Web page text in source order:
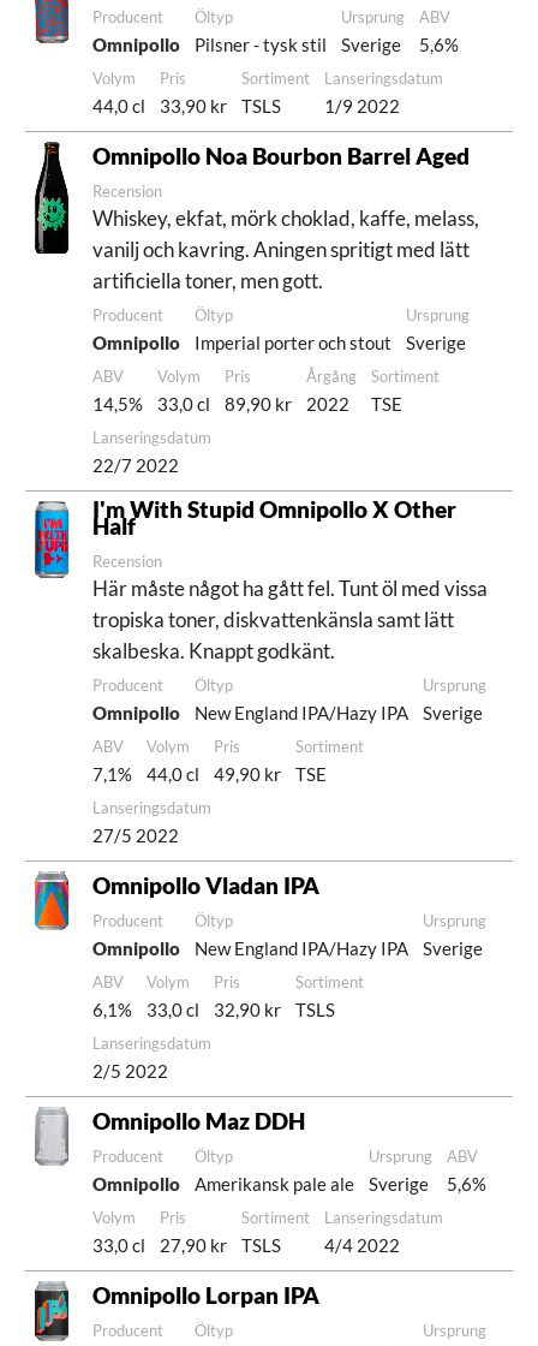
Producent
Omnipollo
Öltyp
Pilsner - tysk stil
Ursprung
Sverige
ABV
5,6%
Volym
44,0 cl
Pris
33,90 kr
Sortiment
TSLS
Lanseringsdatum
1/9 2022
Omnipollo Noa Bourbon Barrel Aged
Recension
Whiskey, ekfat, mörk choklad, kaffe, melass,
vanilj och kavring. Aningen spritigt med lätt
artificiella toner, men gott.
Producent
Omnipollo
Öltyp
Imperial porter och stout
Ursprung
Sverige
ABV
14,5%
Volym
33,0 cl
Pris
89,90 kr
Årgång
2022
Sortiment
TSE
Lanseringsdatum
22/7 2022
I'm With Stupid Omnipollo X Other
Half
Recension
Här måste något ha gått fel. Tunt öl med vissa
tropiska toner, diskvattenkänsla samt lätt
skalbeska. Knappt godkänt.
Producent
Omnipollo
Öltyp
New England IPA/Hazy IPA
Ursprung
Sverige
ABV
7,1%
Volym
44,0 cl
Pris
49,90 kr
Sortiment
TSE
Lanseringsdatum
27/5 2022
Omnipollo Vladan IPA
Producent
Omnipollo
Öltyp
New England IPA/Hazy IPA
Ursprung
Sverige
ABV
6,1%
Volym
33,0 cl
Pris
32,90 kr
Sortiment
TSLS
Lanseringsdatum
2/5 2022
Omnipollo Maz DDH
Producent
Omnipollo
Öltyp
Amerikansk pale ale
Ursprung
Sverige
ABV
5,6%
Volym
33,0 cl
Pris
27,90 kr
Sortiment
TSLS
Lanseringsdatum
4/4 2022
Omnipollo Lorpan IPA
Producent Öltyp Ursprung